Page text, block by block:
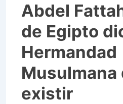
Abdel
de Egipto
Hermandad
Musulmana
existir